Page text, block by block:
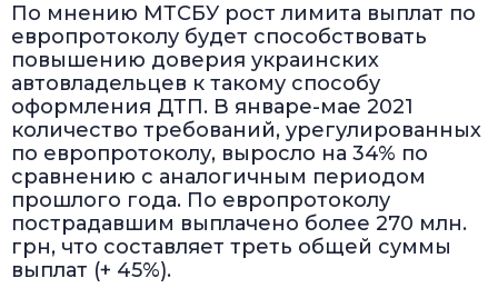
По мнению МТСБУ рост лимита выплат по
европротоколу будет способствовать
повышению доверия украинских
автовладельцев к такому способу
оформления ДТП. В январе-мае 2021
количество требований, урегулированных
по европротоколу, выросло на 34% по
сравнению с аналогичным периодом
прошлого года. По европротоколу
пострадавшим выплачено более 270 млн.
грн, что составляет треть общей суммы
выплат (+ 45%).